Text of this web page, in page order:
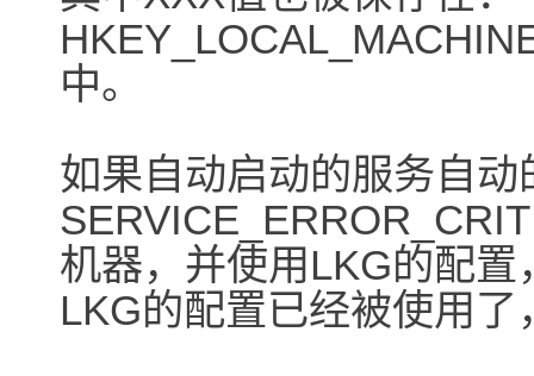
中。
如果自动启动的服务自动
机器，并使用LKG的配置
LKG的配置已经被使用